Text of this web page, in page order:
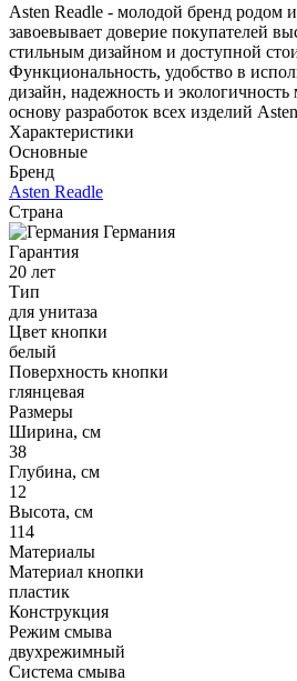
Asten Readle - молодой бренд родом
завоевывает доверие покупателей
стильным дизайном и доступной
Функциональность, удобство в
дизайн, надежность и экологичность
основу разработок всех изделий
Характеристики
Основные
Бренд
Asten Readle
Страна
Германия
Гарантия
20 лет
Тип
для унитаза
Цвет кнопки
белый
Поверхность кнопки
глянцевая
Размеры
Ширина, см
38
Глубина, см
12
Высота, см
114
Материалы
Материал кнопки
пластик
Конструкция
Режим смыва
двухрежимный
Система смыва